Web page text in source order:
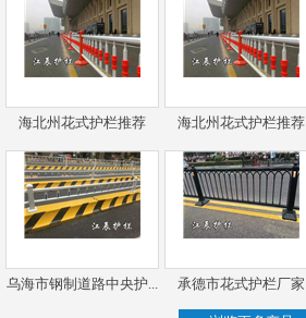
海北州花式护栏推荐 海北州花式护栏推荐
乌海市钢制道路中央护... 承德市花式护栏厂家